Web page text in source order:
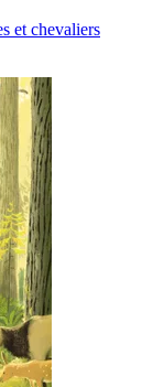
et chevaliers